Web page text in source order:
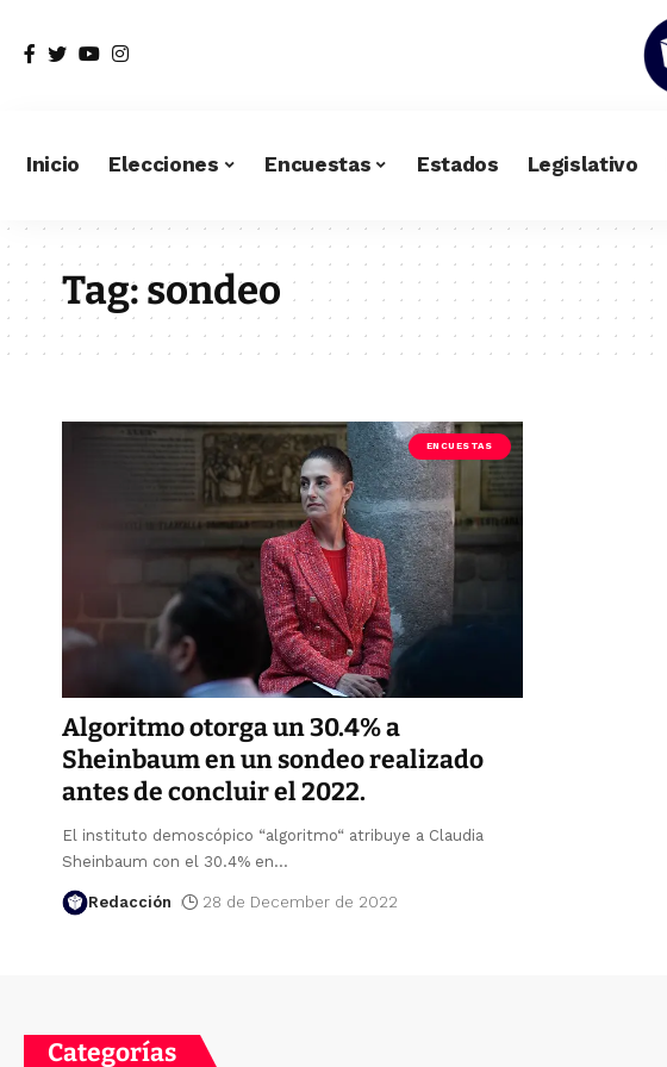
Inicio Elecciones Encuestas Estados Legislativo
Tag: sondeo
ENCUESTAS
Algoritmo otorga un 30.4% a
Sheinbaum en un sondeo realizado
antes de concluir el 2022.
El instituto demoscópico “algoritmo“ atribuye a Claudia
Sheinbaum con el 30.4% en…
Redacción 28 de December de 2022
Categorías